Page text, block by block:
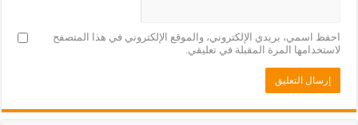
احفظ اسمي، بريدي الإلكتروني، والموقع الإلكتروني في هذا المتصفح
لاستخدامها المرة المقبلة في تعليقي.